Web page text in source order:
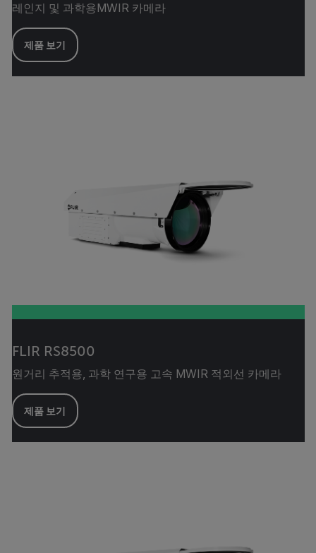
레인지 및 과학용MWIR 카메라
제품 보기
FLIR RS8500
원거리 추적용, 과학 연구용 고속 MWIR 적외선 카메라
제품 보기